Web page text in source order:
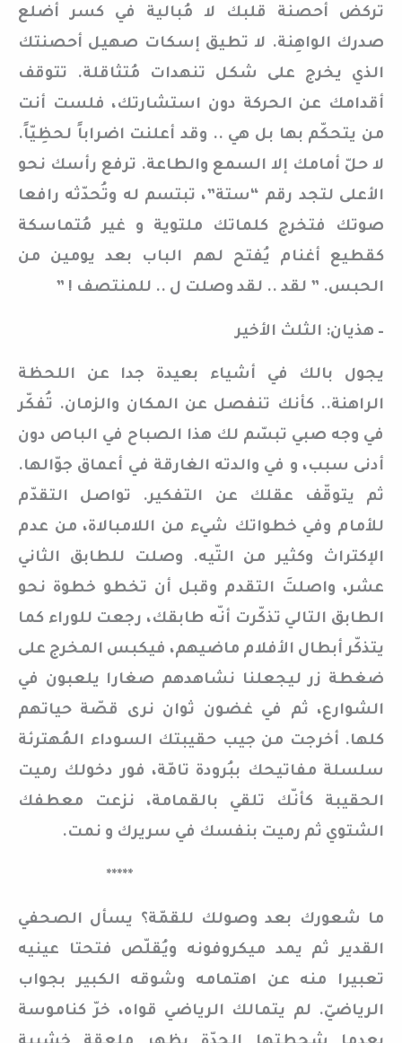
تركض أحصنة قلبك لا مُبالية في كسر أضلع
صدرك الواهِنة. لا تطيق إسكات صهيل أحصنتك
الذي يخرج على شكل تنهدات مُتثاقلة. تتوقف
أقدامك عن الحركة دون استشارتك، فلست أنت
من يتحكّم بها بل هي .. وقد أعلنت اضراباً لحظِيّاً.
لا حلّ أمامك إلا السمع والطاعة. ترفع رأسك نحو
الأعلى لتجد رقم “ستة”، تبتسم له وتُحدّثه رافعا
صوتك فتخرج كلماتك ملتوية و غير مُتماسكة
كقطيع أغنام يُفتح لهم الباب بعد يومين من
الحبس. ” لقد .. لقد وصلت ل .. للمنتصف ! ”
– هذيان: الثلث الأخير
يجول بالك في أشياء بعيدة جدا عن اللحظة
الراهنة.. كأنك تنفصل عن المكان والزمان. تُفكّر
في وجه صبي تبسّم لك هذا الصباح في الباص دون
أدنى سبب، و في والدته الغارقة في أعماق جوّالها.
ثم يتوقّف عقلك عن التفكير. تواصل التقدّم
للأمام وفي خطواتك شيء من اللامبالاة، من عدم
الإكتراث وكثير من التّيه. وصلت للطابق الثاني
عشر، واصلتَ التقدم وقبل أن تخطو خطوة نحو
الطابق التالي تذكّرت أنّه طابقك، رجعت للوراء كما
يتذكّر أبطال الأفلام ماضيهم، فيكبس المخرج على
ضغطة زر ليجعلنا نشاهدهم صغارا يلعبون في
الشوارع، ثم في غضون ثوان نرى قصّة حياتهم
كلها. أخرجت من جيب حقيبتك السوداء المُهترئة
سلسلة مفاتيحك ببُرودة تامّة، فور دخولك رميت
الحقيبة كأنّك تلقي بالقمامة، نزعت معطفك
الشتوي ثم رميت بنفسك في سريرك و نمت.
*****
ما شعورك بعد وصولك للقمّة؟ يسأل الصحفي
القدير ثم يمد ميكروفونه ويُقلّص فتحتا عينيه
تعبيرا منه عن اهتمامه وشوقه الكبير بجواب
الرياضيّ. لم يتمالك الرياضي قواه، خرّ كناموسة